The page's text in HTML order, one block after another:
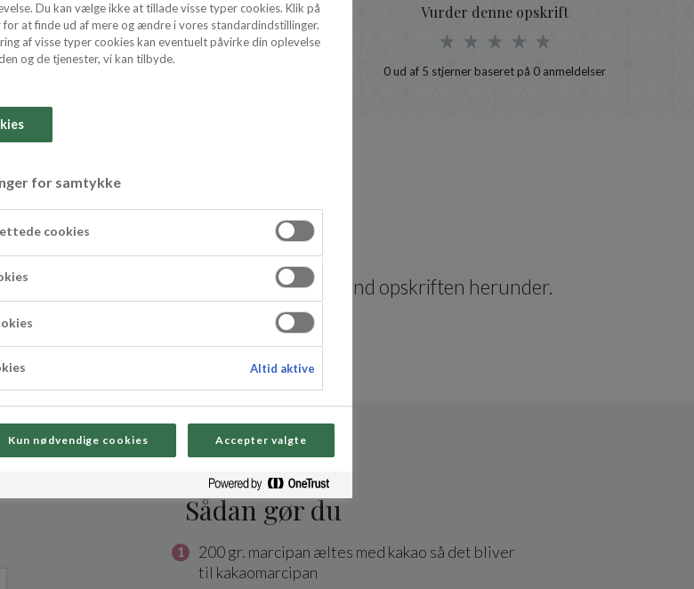
Vurder denne opskrift
0 ud af 5 stjerner baseret på 0 anmeldelser
- perfekt til den søde juletid! Find opskriften herunder.
Sådan gør du
200 gr. marcipan æltes med kakao så det bliver
til kakaomarcipan
Du kan vælge ikke at tillade visse typer cookies. Klik på
at finde ud af mere og ændre i vores standardindstillinger.
af visse typer cookies kan eventuelt påvirke din oplevelse
og de tjenester, vi kan tilbyde.
for samtykke
cookies
Altid aktive
Kun nødvendige cookies Accepter valgte